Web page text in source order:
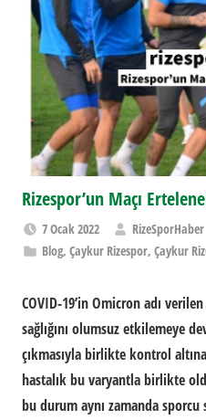
Rizespor’un Maçı
7 Ocak 2022
RizeSporHaber
Blog,Çaykur Rizespor,Çaykur
COVID-19’in Omicron adı
sağlığını olumsuz etkilemeye
çıkmasıyla birlikte kontrol
hastalık bu varyantla birlikte
bu durum aynı zamanda sporcu